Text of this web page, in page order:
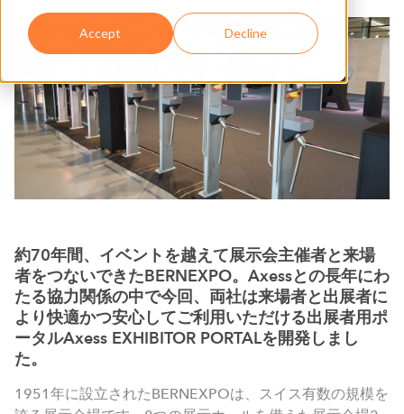
Accept Decline
約70年間、イベントを越えて展示会主催者と来場
者をつないできたBERNEXPO。Axessとの長年にわ
たる協力関係の中で今回、両社は来場者と出展者に
より快適かつ安心してご利用いただける出展者用ポ
ータルAxess EXHIBITOR PORTALを開発しまし
た。
1951年に設立されたBERNEXPOは、スイス有数の規模を